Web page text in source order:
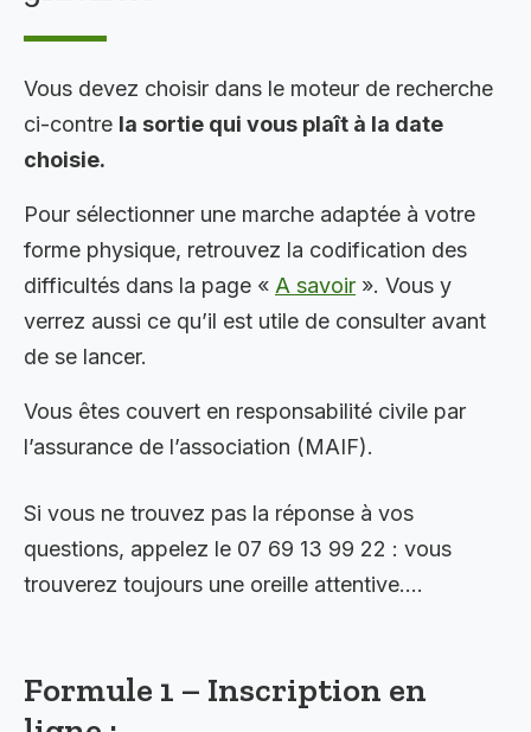
Vous devez choisir dans le moteur de recherche
ci-contre la sortie qui vous plaît à la date
choisie.
Pour sélectionner une marche adaptée à votre
forme physique, retrouvez la codification des
difficultés dans la page « A savoir ». Vous y
verrez aussi ce qu’il est utile de consulter avant
de se lancer.
Vous êtes couvert en responsabilité civile par
l’assurance de l’association (MAIF).
Si vous ne trouvez pas la réponse à vos
questions, appelez le 07 69 13 99 22 : vous
trouverez toujours une oreille attentive….
Formule 1 – Inscription en